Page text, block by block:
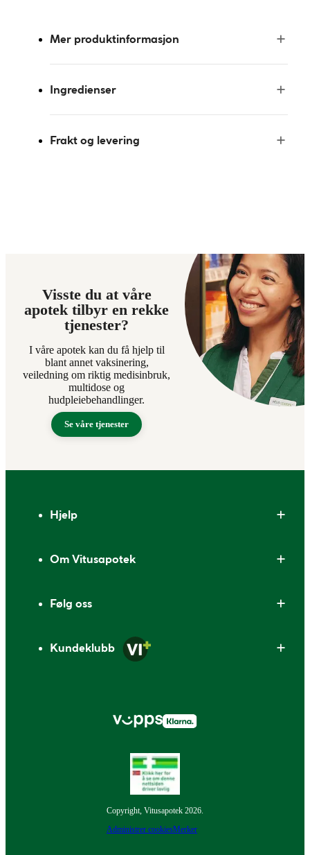
Mer produktinformasjon
Ingredienser
Frakt og levering
Visste du at våre
apotek tilbyr en rekke
tjenester?
I våre apotek kan du få hjelp til
blant annet vaksinering,
veiledning om riktig medisinbruk,
multidose og
hudpleiebehandlinger.
Se våre tjenester
Hjelp
Om Vitusapotek
Følg oss
Kundeklubb
Copyright, Vitusapotek 2026.
Administrer cookiesMerker